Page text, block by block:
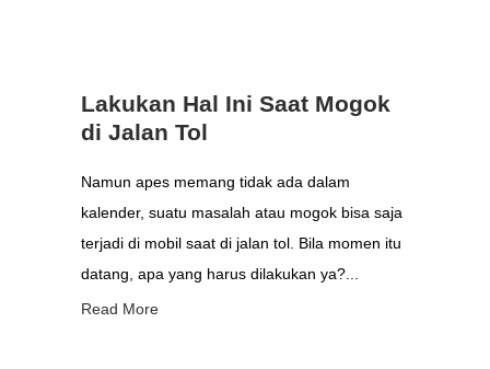
Lakukan Hal Ini Saat Mogok
di Jalan Tol
Namun apes memang tidak ada dalam
kalender, suatu masalah atau mogok bisa saja
terjadi di mobil saat di jalan tol. Bila momen itu
datang, apa yang harus dilakukan ya?...
Read More